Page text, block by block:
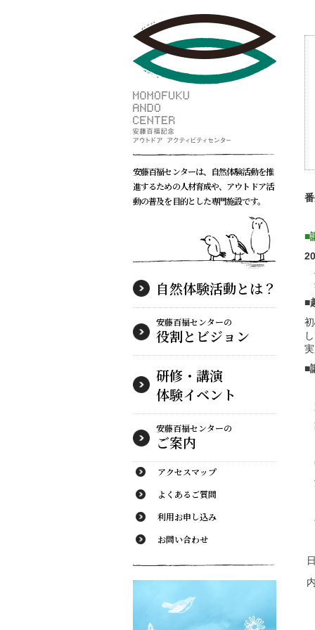
安藤百福センターは、自然体験活動を推
進するための人材育成や、アウトドア活
動の普及を目的とした専門施設です。
自然体験活動とは？
安藤百福センターの
役割とビジョン
研修・講演
体験イベント
安藤百福センターの
ご案内
アクセスマップ
よくあるご質問
利用お申し込み
お問い合わせ
■
■
■